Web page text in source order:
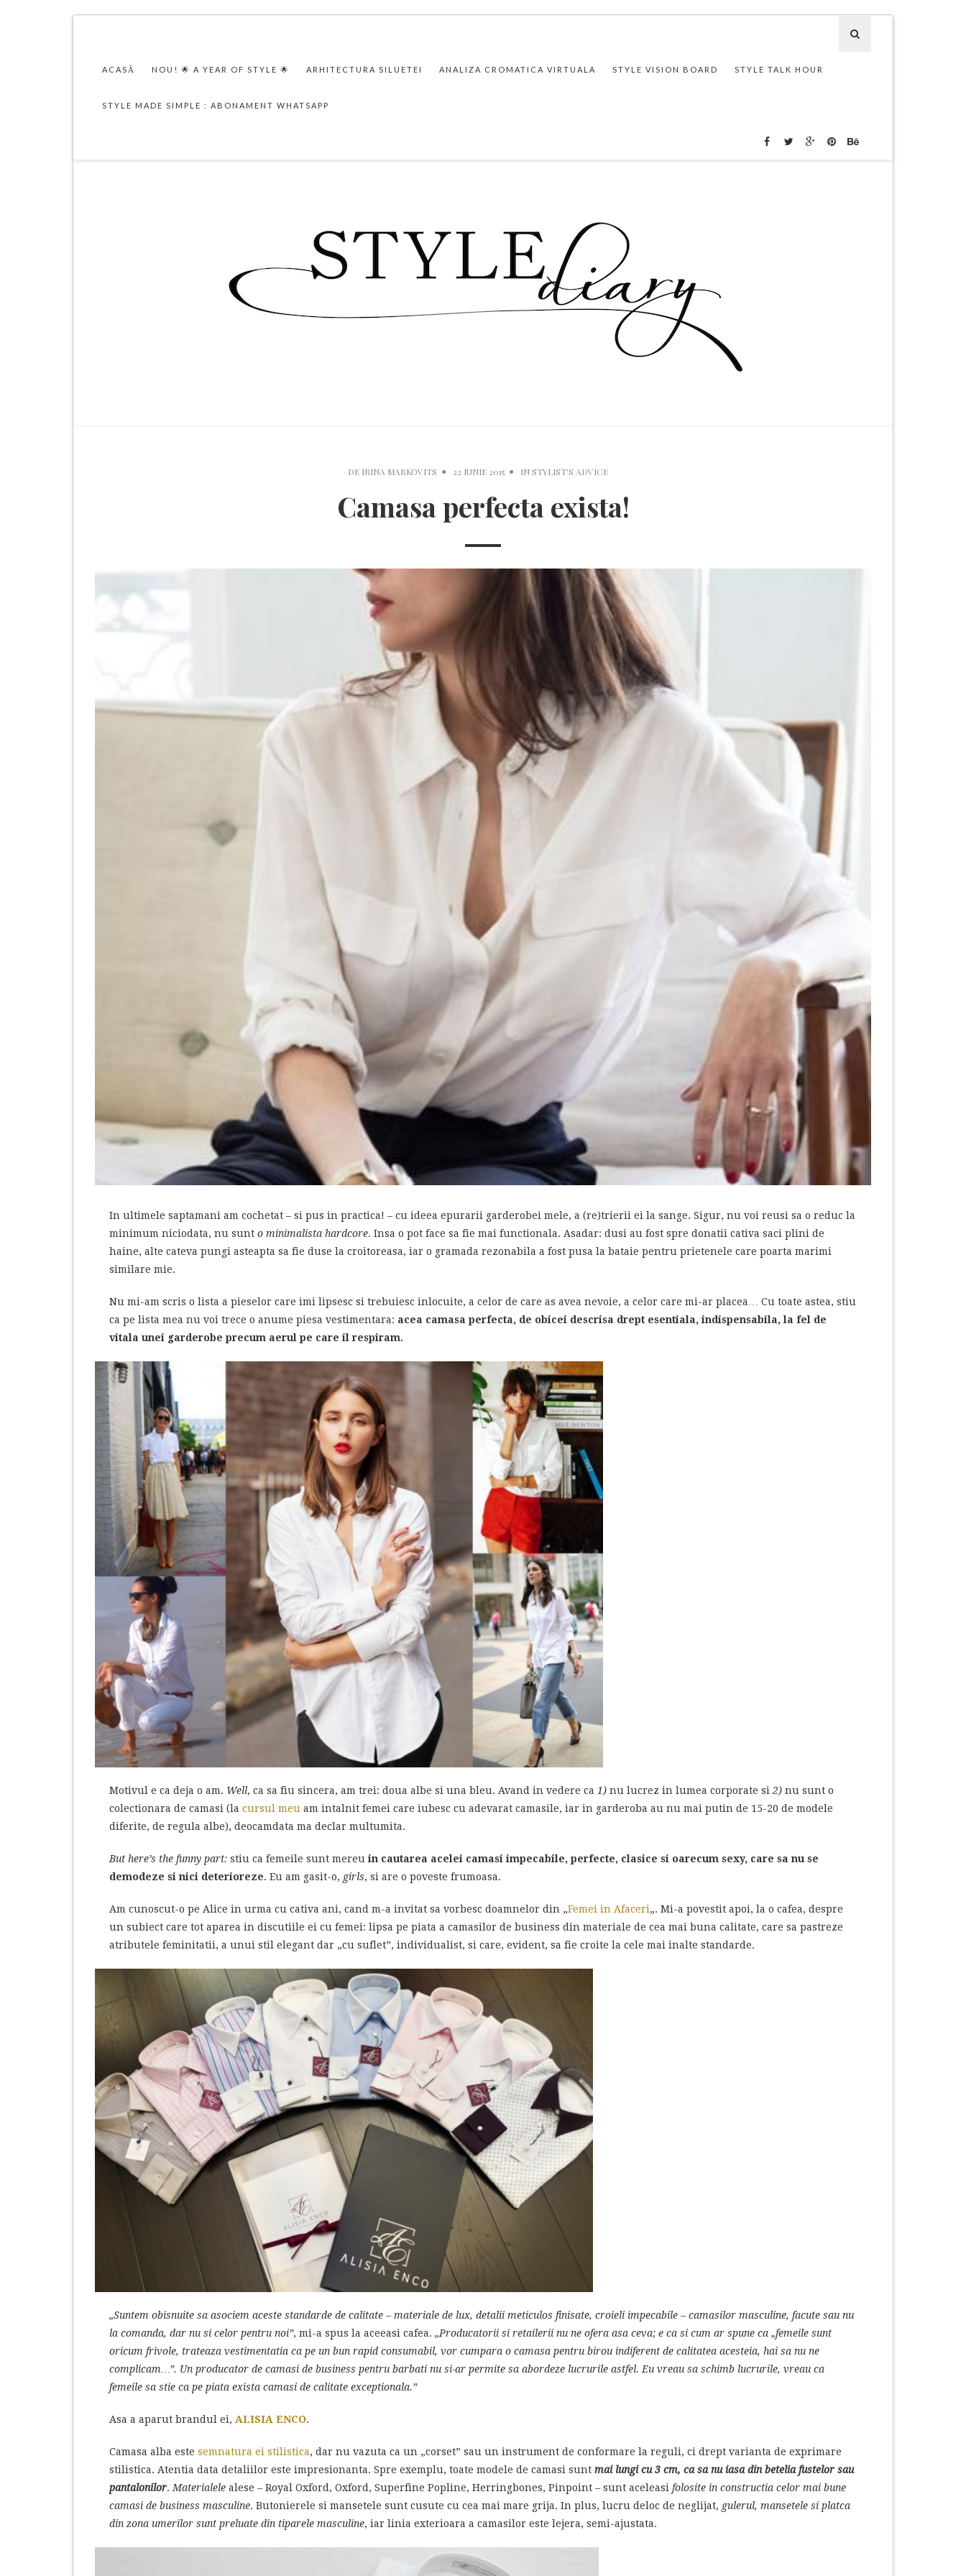
ACASĂ NOU! 🌟 A YEAR OF STYLE 🌟 ARHITECTURA SILUETEI ANALIZA CROMATICA VIRTUALA STYLE VISION BOARD STYLE TALK HOUR
STYLE MADE SIMPLE : ABONAMENT WHATSAPP
DE IRINA MARKOVITS 22 IUNIE 2015 IN STYLIST'S ADVICE
Camasa perfecta exista!
In ultimele saptamani am cochetat – si pus in practica! – cu ideea epurarii garderobei mele, a (re)trierii ei la sange. Sigur, nu voi reusi sa o reduc la
minimum niciodata, nu sunt o minimalista hardcore. Insa o pot face sa fie mai functionala. Asadar: dusi au fost spre donatii cativa saci plini de
haine, alte cateva pungi asteapta sa fie duse la croitoreasa, iar o gramada rezonabila a fost pusa la bataie pentru prietenele care poarta marimi
similare mie.
Nu mi-am scris o lista a pieselor care imi lipsesc si trebuiesc inlocuite, a celor de care as avea nevoie, a celor care mi-ar placea… Cu toate astea, stiu
ca pe lista mea nu voi trece o anume piesa vestimentara: acea camasa perfecta, de obicei descrisa drept esentiala, indispensabila, la fel de
vitala unei garderobe precum aerul pe care il respiram.
Motivul e ca deja o am. Well, ca sa fiu sincera, am trei: doua albe si una bleu. Avand in vedere ca 1) nu lucrez in lumea corporate si 2) nu sunt o
colectionara de camasi (la cursul meu am intalnit femei care iubesc cu adevarat camasile, iar in garderoba au nu mai putin de 15-20 de modele
diferite, de regula albe), deocamdata ma declar multumita.
But here’s the funny part: stiu ca femeile sunt mereuin cautarea acelei camasi impecabile, perfecte, clasice si oarecum sexy, care sa nu se
demodeze si nici deterioreze. Eu am gasit-o, girls, si are o poveste frumoasa.
Am cunoscut-o pe Alice in urma cu cativa ani, cand m-a invitat sa vorbesc doamnelor din „Femei in Afaceri„. Mi-a povestit apoi, la o cafea, despre
un subiect care tot aparea in discutiile ei cu femei: lipsa pe piata a camasilor de business din materiale de cea mai buna calitate, care sa pastreze
atributele feminitatii, a unui stil elegant dar „cu suflet”, individualist, si care, evident, sa fie croite la cele mai inalte standarde.
„Suntem obisnuite sa asociem aceste standarde de calitate – materiale de lux, detalii meticulos finisate, croieli impecabile – camasilor masculine, facute sau nu
la comanda, dar nu si celor pentru noi”, mi-a spus la aceeasi cafea. „Producatorii si retailerii nu ne ofera asa ceva; e ca si cum ar spune ca „femeile sunt
oricum frivole, trateaza vestimentatia ca pe un bun rapid consumabil, vor cumpara o camasa pentru birou indiferent de calitatea acesteia, hai sa nu ne
complicam…”. Un producator de camasi de business pentru barbati nu si-ar permite sa abordeze lucrurile astfel. Eu vreau sa schimb lucrurile, vreau ca
femeile sa stie ca pe piata exista camasi de calitate exceptionala.”
Asa a aparut brandul ei, ALISIA ENCO.
Camasa alba este semnatura ei stilistica, dar nu vazuta ca un „corset” sau un instrument de conformare la reguli, ci drept varianta de exprimare
stilistica. Atentia data detaliilor este impresionanta. Spre exemplu, toate modele de camasi sunt mai lungi cu 3 cm, ca sa nu iasa din betelia fustelor sau
pantalonilor. Materialele alese – Royal Oxford, Oxford, Superfine Popline, Herringbones, Pinpoint – sunt aceleasi folosite in constructia celor mai bune
camasi de business masculine. Butonierele si mansetele sunt cusute cu cea mai mare grija. In plus, lucru deloc de neglijat, gulerul, mansetele si platca
din zona umerilor sunt preluate din tiparele masculine, iar linia exterioara a camasilor este lejera, semi-ajustata.